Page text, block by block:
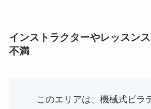
インストラクターやレッスン
不満
このエリアは、機械式ピラ